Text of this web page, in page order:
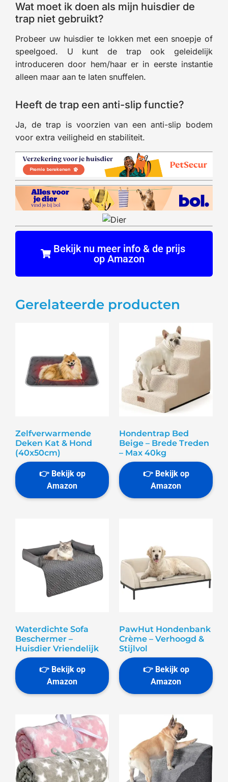
Wat moet ik doen als mijn huisdier de
trap niet gebruikt?
Probeer uw huisdier te lokken met een snoepje of
speelgoed. U kunt de trap ook geleidelijk
introduceren door hem/haar er in eerste instantie
alleen maar aan te laten snuffelen.
Heeft de trap een anti-slip functie?
Ja, de trap is voorzien van een anti-slip bodem
voor extra veiligheid en stabiliteit.
Bekijk nu meer info & de prijs
op Amazon
Gerelateerde producten
Zelfverwarmende
Deken Kat & Hond
(40x50cm)
Hondentrap Bed
Beige – Brede Treden
– Max 40kg
Waterdichte Sofa
Beschermer –
Huisdier Vriendelijk
PawHut Hondenbank
Crème – Verhoogd &
Stijlvol